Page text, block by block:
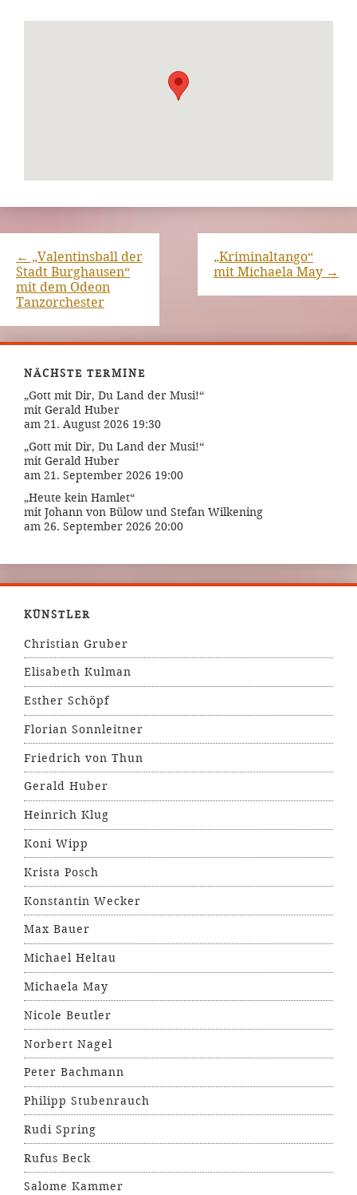
← „Valentinsball der
Stadt Burghausen“
mit dem Odeon
Tanzorchester
„Kriminaltango“
mit Michaela May →
NÄCHSTE TERMINE
„Gott mit Dir, Du Land der Musi!“
mit Gerald Huber
am 21. August 2026 19:30
„Gott mit Dir, Du Land der Musi!“
mit Gerald Huber
am 21. September 2026 19:00
„Heute kein Hamlet“
mit Johann von Bülow und Stefan Wilkening
am 26. September 2026 20:00
KÜNSTLER
Christian Gruber
Elisabeth Kulman
Esther Schöpf
Florian Sonnleitner
Friedrich von Thun
Gerald Huber
Heinrich Klug
Koni Wipp
Krista Posch
Konstantin Wecker
Max Bauer
Michael Heltau
Michaela May
Nicole Beutler
Norbert Nagel
Peter Bachmann
Philipp Stubenrauch
Rudi Spring
Rufus Beck
Salome Kammer